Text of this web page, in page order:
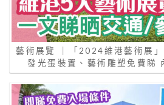
藝術展覽 ｜「2024維港藝術展
發光蛋裝置、藝術雕塑免費睇